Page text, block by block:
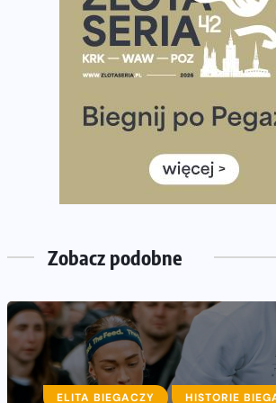
Największy Bieg Powstania
Ponad 12 tysięcy uczestników pobiegło
Co ma dużo białka? Produkty, które
Rozbiegany Olsztyn szykuje się na
Wystartuje rekordowa liczba uczestników
Zobacz podobne
ELITA BIEGACZY HISTORIE